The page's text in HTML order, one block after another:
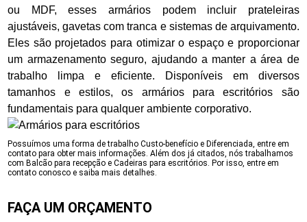
ou MDF, esses armários podem incluir prateleiras
ajustáveis, gavetas com tranca e sistemas de arquivamento.
Eles são projetados para otimizar o espaço e proporcionar
um armazenamento seguro, ajudando a manter a área de
trabalho limpa e eficiente. Disponíveis em diversos
tamanhos e estilos, os armários para escritórios são
fundamentais para qualquer ambiente corporativo.
Possuímos uma forma de trabalho Custo-benefício e Diferenciada, entre em
contato para obter mais informações. Além dos já citados, nós trabalhamos
com Balcão para recepção e Cadeiras para escritórios. Por isso, entre em
contato conosco e saiba mais detalhes.
FAÇA UM ORÇAMENTO